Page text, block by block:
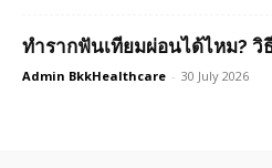
ทำรากฟันเทียมผ่อนได้ไหม? วิ
Admin BkkHealthcare - 30 July 2026